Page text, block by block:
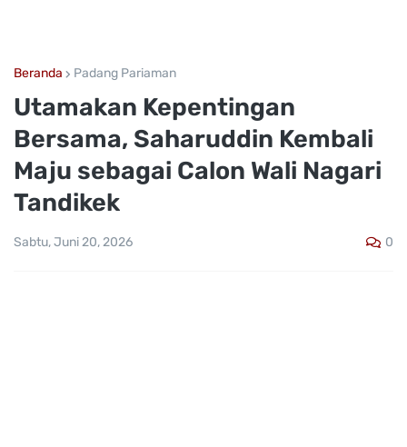
Beranda Padang Pariaman
Utamakan Kepentingan
Bersama, Saharuddin Kembali
Maju sebagai Calon Wali Nagari
Tandikek
Sabtu, Juni 20, 2026 0